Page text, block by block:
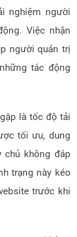
nghiệm người
Việc nhận
người quản trị
tác động
là tốc độ tải
tối ưu, dung
không đáp
trạng này kéo
trước khi